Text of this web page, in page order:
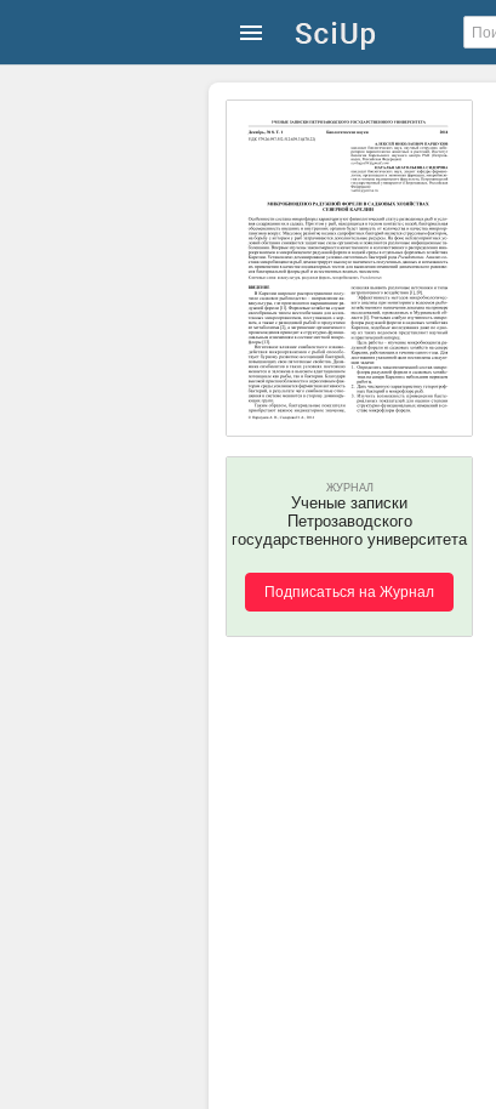
ЖУРНАЛ
Ученые записки
Петрозаводского
государственного университета
Подписаться на Журнал